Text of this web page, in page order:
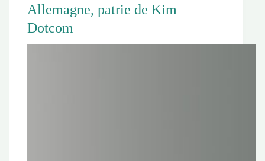
Allemagne, patrie de Kim
Dotcom